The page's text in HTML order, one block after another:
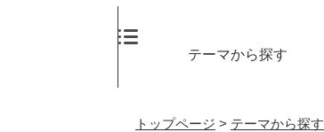
テーマから探す
トップページ > テーマから探す